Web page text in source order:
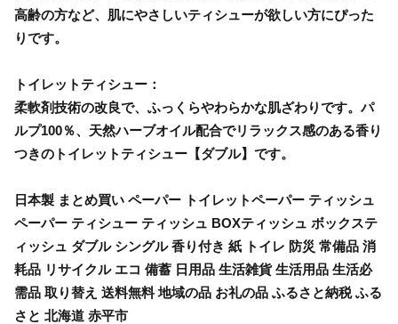
高齢の方など、肌にやさしいティシューが欲しい方にぴった
りです。
トイレットティシュー：
柔軟剤技術の改良で、ふっくらやわらかな肌ざわりです。パ
ルプ100％、天然ハーブオイル配合でリラックス感のある香り
つきのトイレットティシュー【ダブル】です。
日本製 まとめ買い ペーパー トイレットペーパー ティッシュ
ペーパー ティシュー ティッシュ BOXティッシュ ボックステ
ィッシュ ダブル シングル 香り付き 紙 トイレ 防災 常備品 消
耗品 リサイクル エコ 備蓄 日用品 生活雑貨 生活用品 生活必
需品 取り替え 送料無料 地域の品 お礼の品 ふるさと納税 ふる
さと 北海道 赤平市